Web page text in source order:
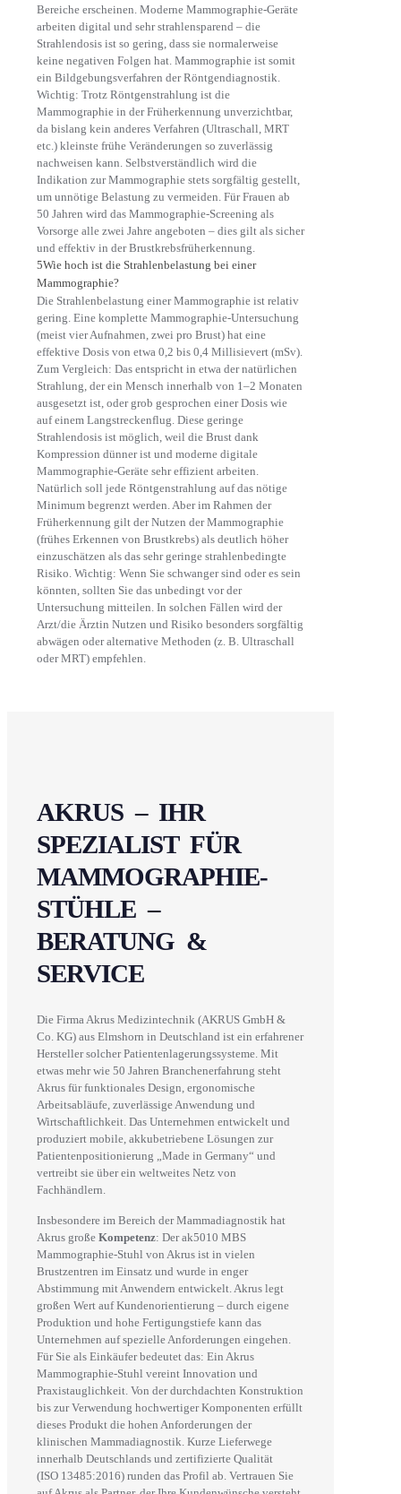
Bereiche erscheinen. Moderne Mammographie-Geräte
arbeiten digital und sehr strahlensparend – die
Strahlendosis ist so gering, dass sie normalerweise
keine negativen Folgen hat. Mammographie ist somit
ein Bildgebungsverfahren der Röntgendiagnostik.
Wichtig: Trotz Röntgenstrahlung ist die
Mammographie in der Früherkennung unverzichtbar,
da bislang kein anderes Verfahren (Ultraschall, MRT
etc.) kleinste frühe Veränderungen so zuverlässig
nachweisen kann. Selbstverständlich wird die
Indikation zur Mammographie stets sorgfältig gestellt,
um unnötige Belastung zu vermeiden. Für Frauen ab
50 Jahren wird das Mammographie-Screening als
Vorsorge alle zwei Jahre angeboten – dies gilt als sicher
und effektiv in der Brustkrebsfrüherkennung.
5Wie hoch ist die Strahlenbelastung bei einer
Mammographie?
Die Strahlenbelastung einer Mammographie ist relativ
gering. Eine komplette Mammographie-Untersuchung
(meist vier Aufnahmen, zwei pro Brust) hat eine
effektive Dosis von etwa 0,2 bis 0,4 Millisievert (mSv).
Zum Vergleich: Das entspricht in etwa der natürlichen
Strahlung, der ein Mensch innerhalb von 1–2 Monaten
ausgesetzt ist, oder grob gesprochen einer Dosis wie
auf einem Langstreckenflug. Diese geringe
Strahlendosis ist möglich, weil die Brust dank
Kompression dünner ist und moderne digitale
Mammographie-Geräte sehr effizient arbeiten.
Natürlich soll jede Röntgenstrahlung auf das nötige
Minimum begrenzt werden. Aber im Rahmen der
Früherkennung gilt der Nutzen der Mammographie
(frühes Erkennen von Brustkrebs) als deutlich höher
einzuschätzen als das sehr geringe strahlenbedingte
Risiko. Wichtig: Wenn Sie schwanger sind oder es sein
könnten, sollten Sie das unbedingt vor der
Untersuchung mitteilen. In solchen Fällen wird der
Arzt/die Ärztin Nutzen und Risiko besonders sorgfältig
abwägen oder alternative Methoden (z. B. Ultraschall
oder MRT) empfehlen.
AKRUS – IHR
SPEZIALIST FÜR
MAMMOGRAPHIE-
STÜHLE –
BERATUNG &
SERVICE
Die Firma Akrus Medizintechnik (AKRUS GmbH &
Co. KG) aus Elmshorn in Deutschland ist ein erfahrener
Hersteller solcher Patientenlagerungssysteme. Mit
etwas mehr wie 50 Jahren Branchenerfahrung steht
Akrus für funktionales Design, ergonomische
Arbeitsabläufe, zuverlässige Anwendung und
Wirtschaftlichkeit. Das Unternehmen entwickelt und
produziert mobile, akkubetriebene Lösungen zur
Patientenpositionierung „Made in Germany“ und
vertreibt sie über ein weltweites Netz von
Fachhändlern.
Insbesondere im Bereich der Mammadiagnostik hat
Akrus große Kompetenz: Der ak5010 MBS
Mammographie-Stuhl von Akrus ist in vielen
Brustzentren im Einsatz und wurde in enger
Abstimmung mit Anwendern entwickelt. Akrus legt
großen Wert auf Kundenorientierung – durch eigene
Produktion und hohe Fertigungstiefe kann das
Unternehmen auf spezielle Anforderungen eingehen.
Für Sie als Einkäufer bedeutet das: Ein Akrus
Mammographie-Stuhl vereint Innovation und
Praxistauglichkeit. Von der durchdachten Konstruktion
bis zur Verwendung hochwertiger Komponenten erfüllt
dieses Produkt die hohen Anforderungen der
klinischen Mammadiagnostik. Kurze Lieferwege
innerhalb Deutschlands und zertifizierte Qualität
(ISO 13485:2016) runden das Profil ab. Vertrauen Sie